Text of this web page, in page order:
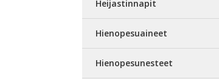
Heijastinnapit
Hienopesuaineet
Hienopesunesteet